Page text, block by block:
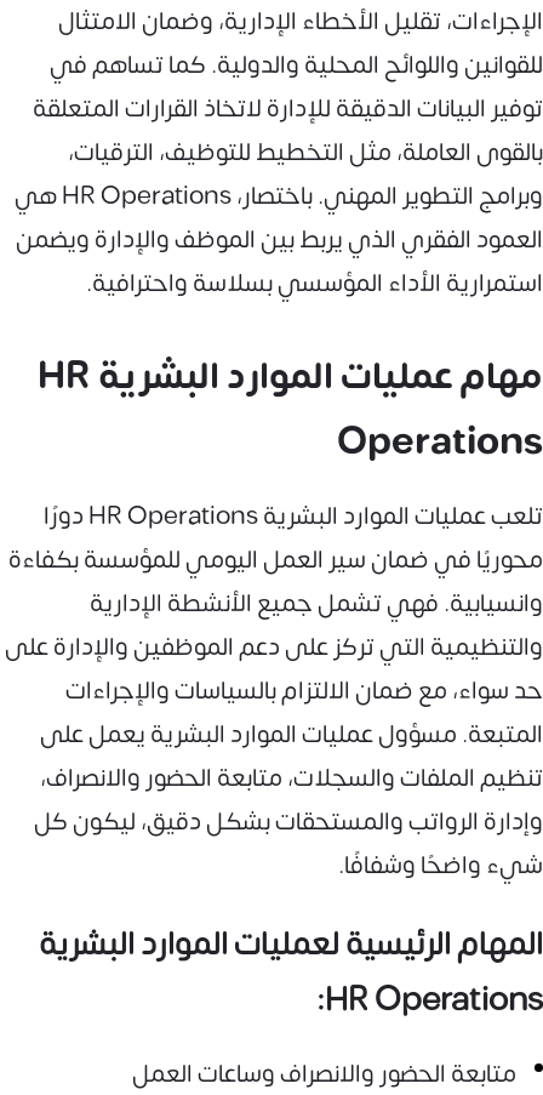
الإجراءات، تقليل الأخطاء الإدارية، وضمان الامتثال
للقوانين واللوائح المحلية والدولية. كما تساهم في
توفير البيانات الدقيقة للإدارة لاتخاذ القرارات المتعلقة
بالقوى العاملة، مثل التخطيط للتوظيف، الترقيات،
وبرامج التطوير المهني. باختصار، HR Operations هي
العمود الفقري الذي يربط بين الموظف والإدارة ويضمن
استمرارية الأداء المؤسسي بسلاسة واحترافية.
مهام عمليات الموارد البشرية HR
Operations
تلعب عمليات الموارد البشرية HR Operations دورًا
محوريًا في ضمان سير العمل اليومي للمؤسسة بكفاءة
وانسيابية. فهي تشمل جميع الأنشطة الإدارية
والتنظيمية التي تركز على دعم الموظفين والإدارة على
حد سواء، مع ضمان الالتزام بالسياسات والإجراءات
المتبعة. مسؤول عمليات الموارد البشرية يعمل على
تنظيم الملفات والسجلات، متابعة الحضور والانصراف،
وإدارة الرواتب والمستحقات بشكل دقيق، ليكون كل
شيء واضحًا وشفافًا.
المهام الرئيسية لعمليات الموارد البشرية
HR Operations:
متابعة الحضور والانصراف وساعات العمل